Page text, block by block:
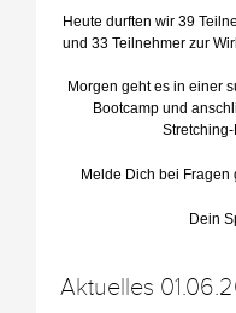
Heute durften wir 39
und 33 Teilnehmer zur
Morgen geht es in einer
Bootcamp und
Melde Dich bei
Dein
Aktuelles